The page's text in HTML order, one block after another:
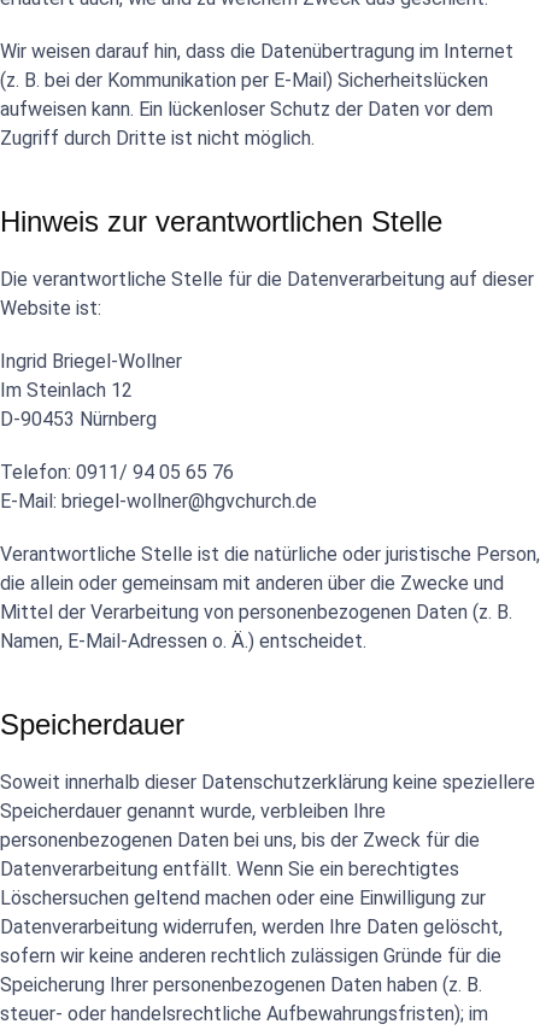
Wir weisen darauf hin, dass die Datenübertragung im Internet
(z. B. bei der Kommunikation per E-Mail) Sicherheitslücken
aufweisen kann. Ein lückenloser Schutz der Daten vor dem
Zugriff durch Dritte ist nicht möglich.
Hinweis zur verantwortlichen Stelle
Die verantwortliche Stelle für die Datenverarbeitung auf dieser
Website ist:
Ingrid Briegel-Wollner
Im Steinlach 12
D-90453 Nürnberg
Telefon: 0911/ 94 05 65 76
E-Mail: briegel-wollner@hgvchurch.de
Verantwortliche Stelle ist die natürliche oder juristische Person,
die allein oder gemeinsam mit anderen über die Zwecke und
Mittel der Verarbeitung von personenbezogenen Daten (z. B.
Namen, E-Mail-Adressen o. Ä.) entscheidet.
Speicherdauer
Soweit innerhalb dieser Datenschutzerklärung keine speziellere
Speicherdauer genannt wurde, verbleiben Ihre
personenbezogenen Daten bei uns, bis der Zweck für die
Datenverarbeitung entfällt. Wenn Sie ein berechtigtes
Löschersuchen geltend machen oder eine Einwilligung zur
Datenverarbeitung widerrufen, werden Ihre Daten gelöscht,
sofern wir keine anderen rechtlich zulässigen Gründe für die
Speicherung Ihrer personenbezogenen Daten haben (z. B.
steuer- oder handelsrechtliche Aufbewahrungsfristen); im